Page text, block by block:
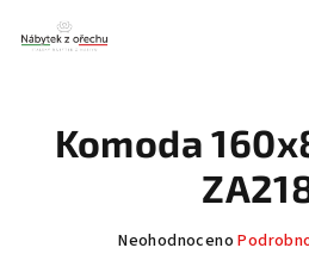
obsah
Komoda
Průměrné
Neohodnoceno